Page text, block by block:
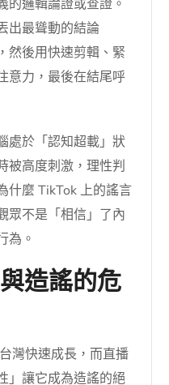
的邏輯論證或查證。
出最聳動的結論
然後用快速剪輯、緊
意力，最後在結尾呼
處於「認知超載」狀
高度刺激，理性判
什麼 TikTok 上的謠言
眾不是「相信」了內
為。
造謠的危
灣快速成長，而直播
」讓它成為造謠的絕